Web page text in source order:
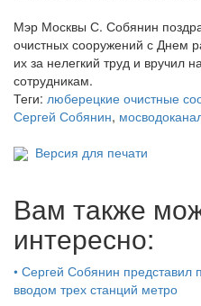
Мэр Москвы С. Собянин
очистных сооружений с Днем
их за нелегкий труд и вручил
сотрудникам.
Теги: люберецкие очистные
Сергей Собянин,
Версия для печати
Вам также
интересно:
• Сергей Собянин представил
вводом трех станций метро